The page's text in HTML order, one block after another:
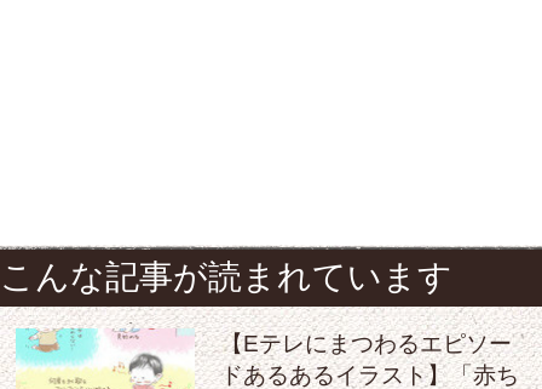
こんな記事が読まれています
【Eテレにまつわるエピソー
ドあるあるイラスト】「赤ち